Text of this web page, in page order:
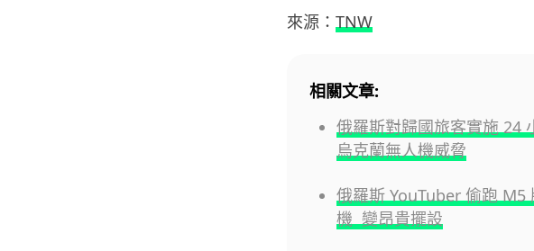
來源： TNW
相關文章:
俄羅斯對歸國旅客實施 24
烏克蘭無人機威脅
俄羅斯 YouTuber 偷跑
機 變昂貴擺設